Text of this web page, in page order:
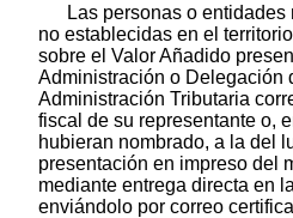
Las personas o
no establecidas en el
sobre el Valor Añadido
Administración o Delegación
Administración Tributaria
fiscal de su representante o,
hubieran nombrado, a la del
presentación en impreso del
mediante entrega directa en
enviándolo por correo